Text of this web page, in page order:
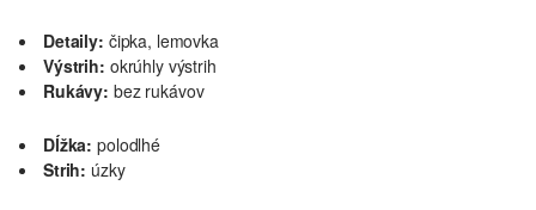
Detaily: čipka, lemovka
Výstrih: okrúhly výstrih
Rukávy: bez rukávov
Dĺžka: polodlhé
Strih: úzky